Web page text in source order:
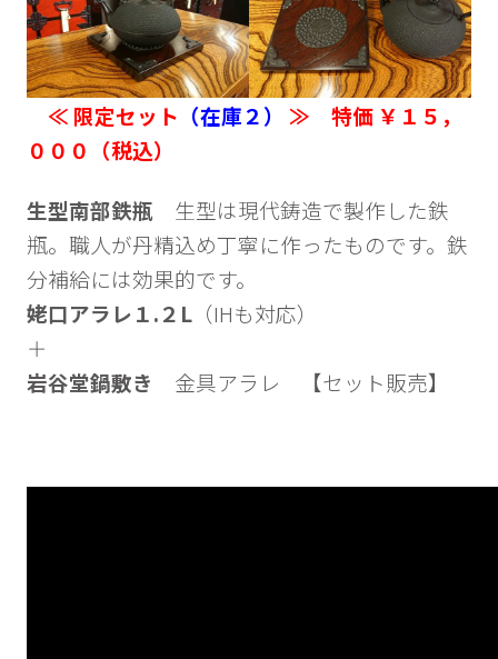
≪ 限定セット （在庫２）
≫ 特価 ￥１５，
０００（税込）
生型南部鉄瓶 生型は現代鋳造で製作した鉄
瓶。職人が丹精込め丁寧に作ったものです。鉄
分補給には効果的です。
姥口アラレ１.２L（IHも対応）
＋
岩谷堂鍋敷き
金具アラレ 【セット販売】